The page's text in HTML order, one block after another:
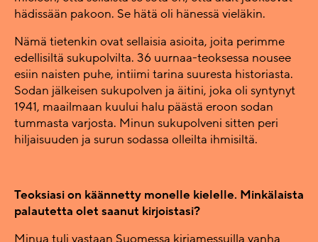
hädissään pakoon. Se hätä oli hänessä vieläkin.
Nämä tietenkin ovat sellaisia asioita, joita perimme
edellisiltä sukupolvilta. 36 uurnaa-teoksessa nousee
esiin naisten puhe, intiimi tarina suuresta historiasta.
Sodan jälkeisen sukupolven ja äitini, joka oli syntynyt
1941, maailmaan kuului halu päästä eroon sodan
tummasta varjosta. Minun sukupolveni sitten peri
hiljaisuuden ja surun sodassa olleilta ihmisiltä.
Teoksiasi on käännetty monelle kielelle. Minkälaista
palautetta olet saanut kirjoistasi?